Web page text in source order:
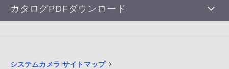
カタログPDFダウンロード
システムカメラ サイトマップ